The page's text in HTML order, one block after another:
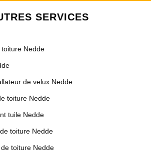
SERVICES
Nedde
de velux Nedde
toiture Nedde
tuile Nedde
toiture Nedde
toiture Nedde